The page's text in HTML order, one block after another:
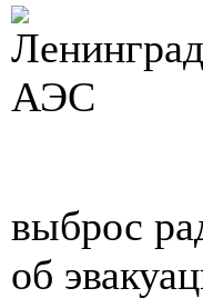
выброс
об